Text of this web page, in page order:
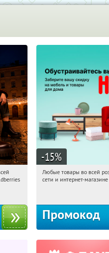
-15%
16:38:51
Любые товары во всей
сети и интернет-
Промокод